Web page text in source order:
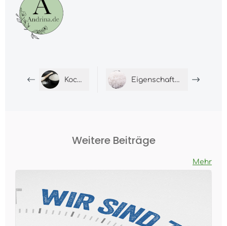
Kochrezept Eigenschaften von TMS
Weitere Beiträge
Mehr